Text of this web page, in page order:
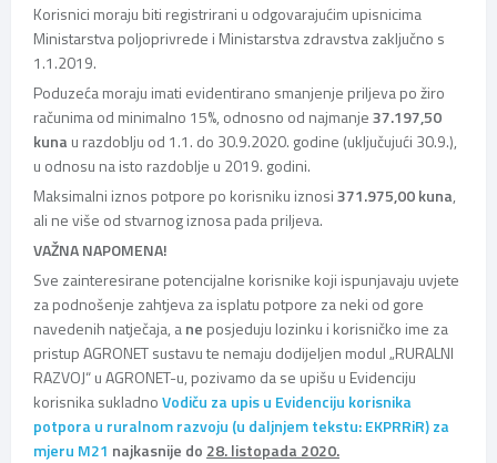
Korisnici moraju biti registrirani u odgovarajućim upisnicima
Ministarstva poljoprivrede i Ministarstva zdravstva zaključno s
1.1.2019.
Poduzeća moraju imati evidentirano smanjenje priljeva po žiro
računima od minimalno 15%, odnosno od najmanje37.197,50
kuna u razdoblju od 1.1. do 30.9.2020. godine (uključujući 30.9.),
u odnosu na isto razdoblje u 2019. godini.
Maksimalni iznos potpore po korisniku iznosi371.975,00 kuna,
ali ne više od stvarnog iznosa pada priljeva.
VAŽNA NAPOMENA!
Sve zainteresirane potencijalne korisnike koji ispunjavaju uvjete
za podnošenje zahtjeva za isplatu potpore za neki od gore
navedenih natječaja, ane posjeduju lozinku i korisničko ime za
pristup AGRONET sustavu te nemaju dodijeljen modul „RURALNI
RAZVOJ“ u AGRONET-u, pozivamo da se upišu u Evidenciju
korisnika sukladnoVodiču za upis u Evidenciju korisnika
potpora u ruralnom razvoju (u daljnjem tekstu: EKPRRiR) za
mjeru M21 najkasnije do 28. listopada 2020.